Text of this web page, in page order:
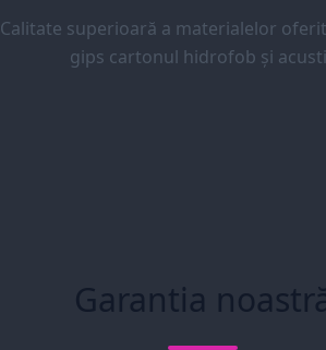
Calitate superioară a materialelor
gips cartonul hidrofob și
Garantia